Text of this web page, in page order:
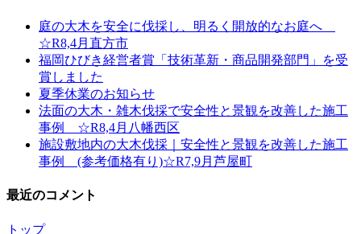
庭の大木を安全に伐採し、明るく開放的なお庭へ
☆R8,4月直方市
福岡ひびき経営者賞「技術革新・商品開発部門」を受
賞しました
夏季休業のお知らせ
法面の大木・雑木伐採で安全性と景観を改善した施工
事例 ☆R8,4月八幡西区
施設敷地内の大木伐採｜安全性と景観を改善した施工
事例 (参考価格有り)☆R7,9月芦屋町
最近のコメント
トップ